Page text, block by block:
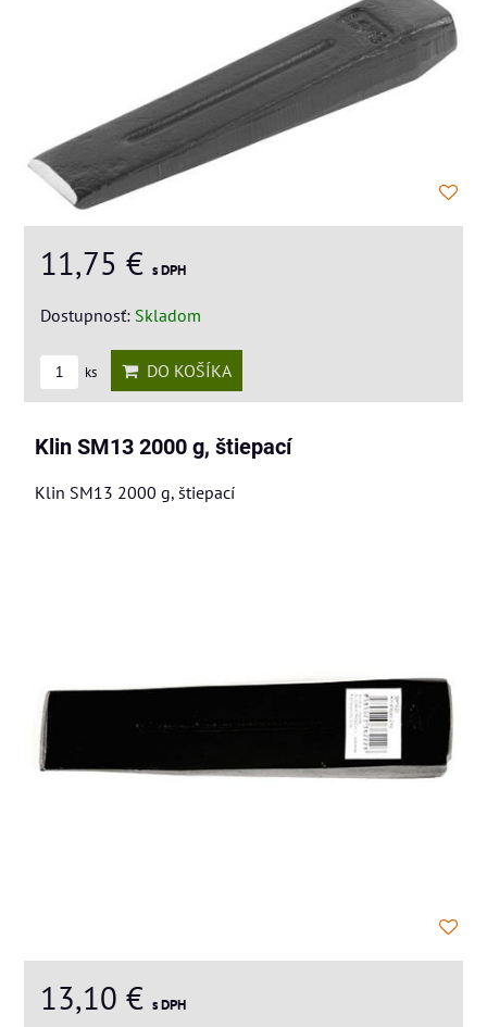
11,75 € s DPH
Dostupnosť: Skladom
ks DO KOŠÍKA
Klin SM13 2000 g, štiepací
Klin SM13 2000 g, štiepací
13,10 € s DPH